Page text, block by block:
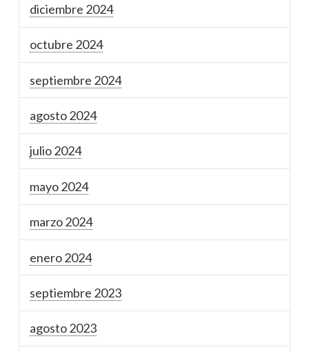
diciembre 2024
octubre 2024
septiembre 2024
agosto 2024
julio 2024
mayo 2024
marzo 2024
enero 2024
septiembre 2023
agosto 2023